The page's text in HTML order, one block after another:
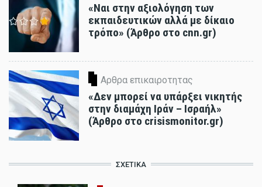
«Ναι στην αξιολόγηση των
εκπαιδευτικών αλλά με δίκαιο
τρόπο» (Άρθρο στο cnn.gr)
Αρθρα επικαιροτητας
«Δεν μπορεί να υπάρξει νικητής
στην διαμάχη Ιράν – Ισραήλ»
(Άρθρο στο crisismonitor.gr)
ΣΧΕΤΙΚΑ